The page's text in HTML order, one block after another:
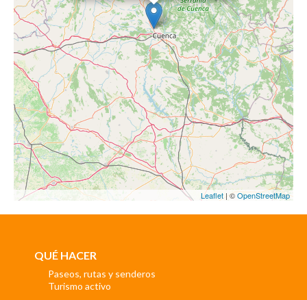
Leaflet| ©OpenStreetMap
QUÉ HACER
Paseos, rutas y senderos
Turismo activo